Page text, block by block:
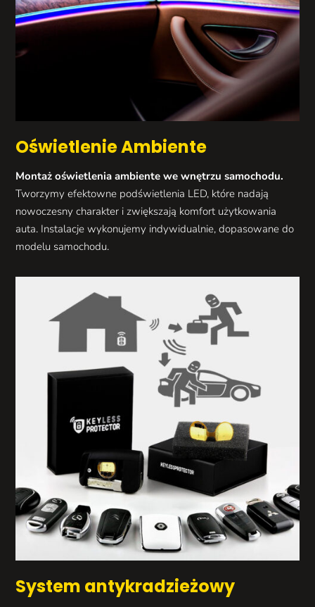
Oświetlenie Ambiente
Montaż oświetlenia ambiente we wnętrzu samochodu.
Tworzymy efektowne podświetlenia LED, które nadają
nowoczesny charakter i zwiększają komfort użytkowania
auta. Instalacje wykonujemy indywidualnie, dopasowane do
modelu samochodu.
System antykradzieżowy